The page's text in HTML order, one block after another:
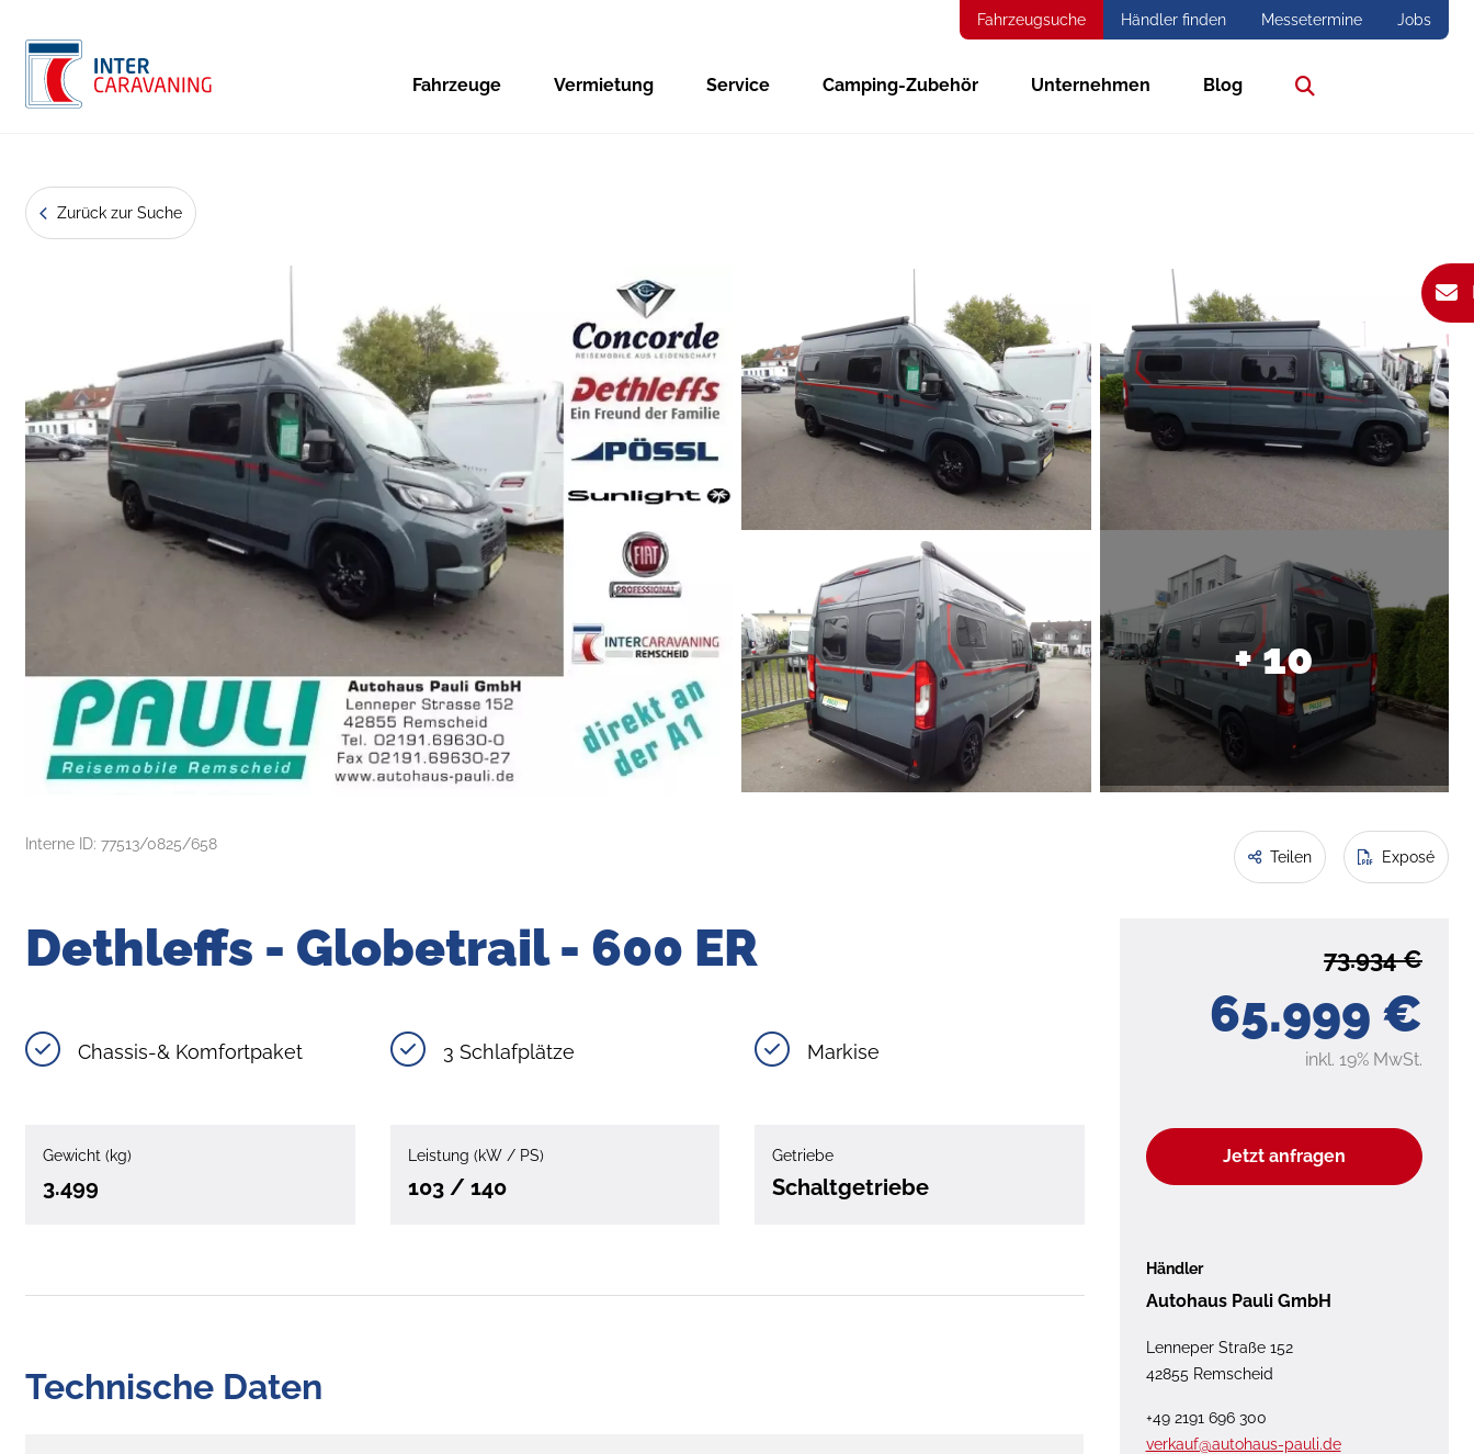
Fahrzeugsuche Händler finden Messetermine Jobs
Fahrzeuge Vermietung Service Camping-Zubehör Unternehmen Blog
Zurück zur Suche
+ 10
Interne ID: 77513/0825/658
Teilen Exposé
65.999 €
73.934 €
inkl. 19% MwSt.
Jetzt anfragen
Händler
Autohaus Pauli GmbH
Lenneper Straße 152
42855 Remscheid
+49 2191 696 300
verkauf@autohaus-pauli.de
Dethleffs - Globetrail - 600 ER
Chassis-& Komfortpaket 3 Schlafplätze Markise
Gewicht (kg)
3.499
Leistung (kW / PS)
103 / 140
Getriebe
Schaltgetriebe
Technische Daten